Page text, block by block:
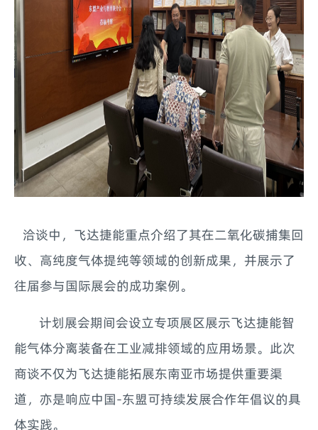
洽谈中，飞达捷能重点介绍了其在二氧化碳捕集回
收、高纯度气体提纯等领域的创新成果，并展示了
往届参与国际展会的成功案例。
计划展会期间会设立专项展区展示飞达捷能智
能气体分离装备在工业减排领域的应用场景。此次
商谈不仅为飞达捷能拓展东南亚市场提供重要渠
道，亦是响应中国-东盟可持续发展合作年倡议的具
体实践。